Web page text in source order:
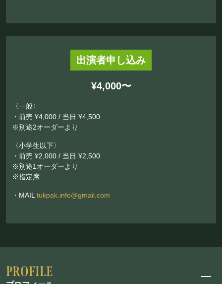
出演者申し込み
¥4,000〜
〈一般〉
・前売 ¥4,000 / 当日 ¥4,500
※別途2オーダーより
〈小学生以下〉
・前売 ¥2,000 / 当日 ¥2,500
※別途1オーダーより
※指定席
・MAIL tukpak.info@gmail.com